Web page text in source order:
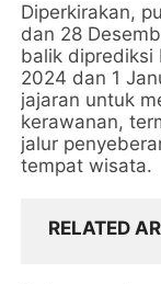
Diperkirakan,
dan 28
balik diprediksi
2024 dan 1
jajaran untuk
kerawanan,
jalur
tempat wisata.
RELATED